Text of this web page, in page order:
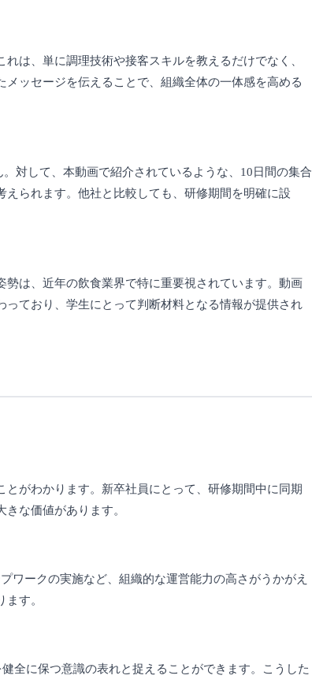
は、単に調理技術や接客スキルを教えるだけでなく、
ッセージを伝えることで、組織全体の一体感を高める
対して、本動画で紹介されているような、10日間の集合
られます。他社と比較しても、研修期間を明確に設
勢は、近年の飲食業界で特に重要視されています。動画
ており、学生にとって判断材料となる情報が提供され
がわかります。新卒社員にとって、研修期間中に同期
な価値があります。
ワークの実施など、組織的な運営能力の高さがうかがえ
す。
全に保つ意識の表れと捉えることができます。こうした